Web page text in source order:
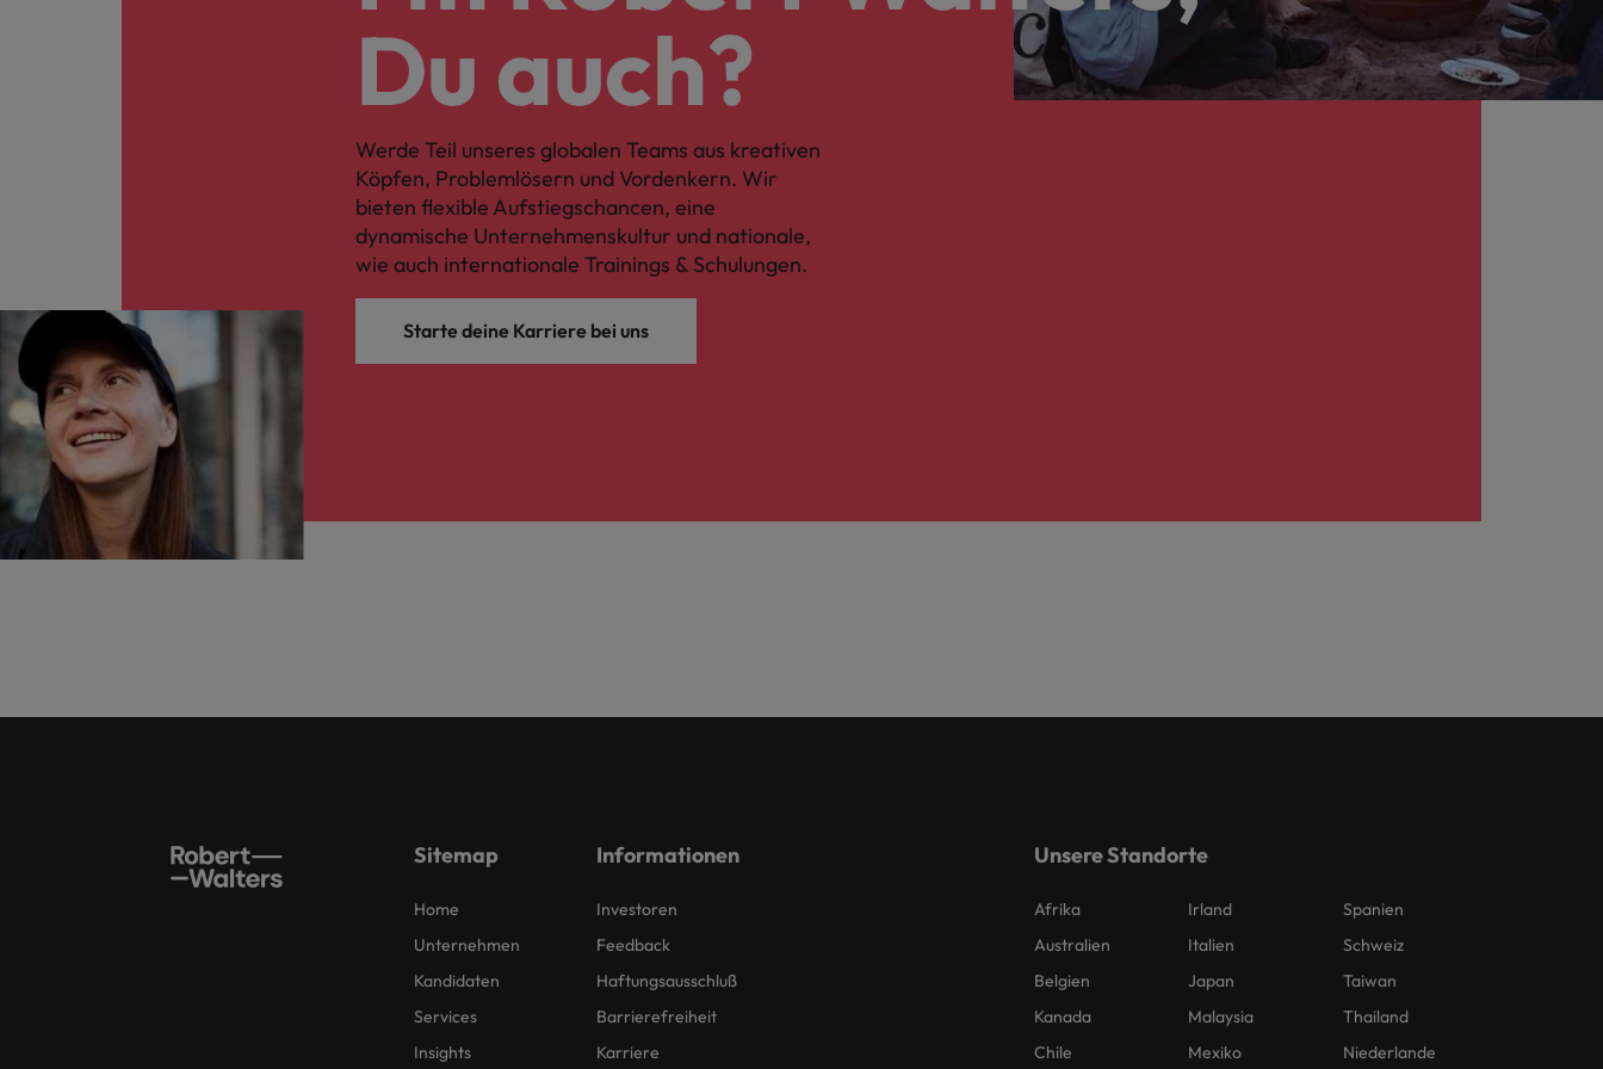
Du auch?
Werde Teil unseres globalen Teams aus kreativen
Köpfen, Problemlösern und Vordenkern. Wir
bieten flexible Aufstiegschancen, eine
dynamische Unternehmenskultur und nationale,
wie auch internationale Trainings & Schulungen.
Starte deine Karriere bei uns
Sitemap
Home
Unternehmen
Kandidaten
Services
Insights
Informationen
Investoren
Feedback
Haftungsausschluß
Barrierefreiheit
Karriere
Unsere Standorte
Afrika
Australien
Belgien
Kanada
Chile
Irland
Italien
Japan
Malaysia
Mexiko
Spanien
Schweiz
Taiwan
Thailand
Niederlande